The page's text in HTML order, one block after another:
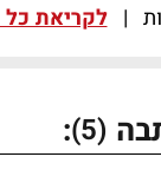
| לקריאת כל
(5)
: